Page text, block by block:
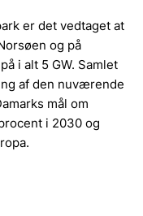
er det vedtaget at
og på
i alt 5 GW. Samlet
af den nuværende
mål om
i 2030 og